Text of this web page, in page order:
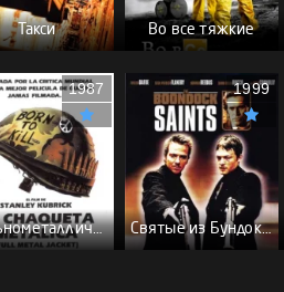
Такси Во все тяжкие
Цельнометаллическая оболочка - (Перевод Гоблина)
1987
Святые из Бундока \ Святые из трущоб - (Перевод Гоблина)
1999